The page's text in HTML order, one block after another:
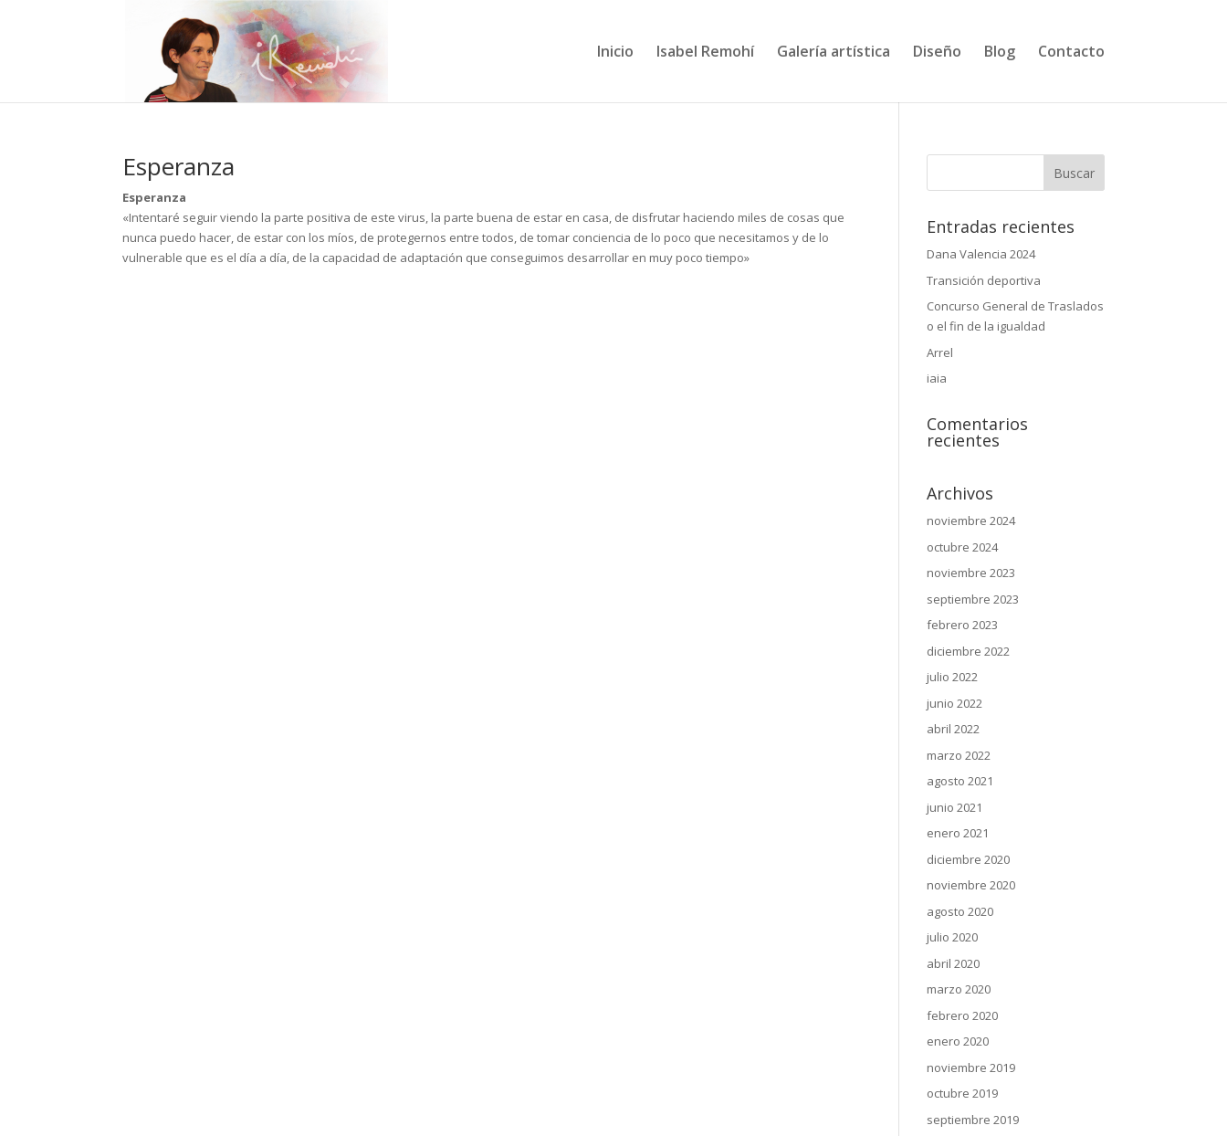
Inicio Isabel Remohí Galería artística Diseño Blog Contacto
Esperanza
Esperanza
«Intentaré seguir viendo la parte positiva de este virus, la parte buena de estar en casa, de disfrutar haciendo miles de cosas que
nunca puedo hacer, de estar con los míos, de protegernos entre todos, de tomar conciencia de lo poco que necesitamos y de lo
vulnerable que es el día a día, de la capacidad de adaptación que conseguimos desarrollar en muy poco tiempo»
Entradas recientes
Dana Valencia 2024
Transición deportiva
Concurso General de Traslados
o el fin de la igualdad
Arrel
iaia
Comentarios
recientes
Archivos
noviembre 2024
octubre 2024
noviembre 2023
septiembre 2023
febrero 2023
diciembre 2022
julio 2022
junio 2022
abril 2022
marzo 2022
agosto 2021
junio 2021
enero 2021
diciembre 2020
noviembre 2020
agosto 2020
julio 2020
abril 2020
marzo 2020
febrero 2020
enero 2020
noviembre 2019
octubre 2019
septiembre 2019